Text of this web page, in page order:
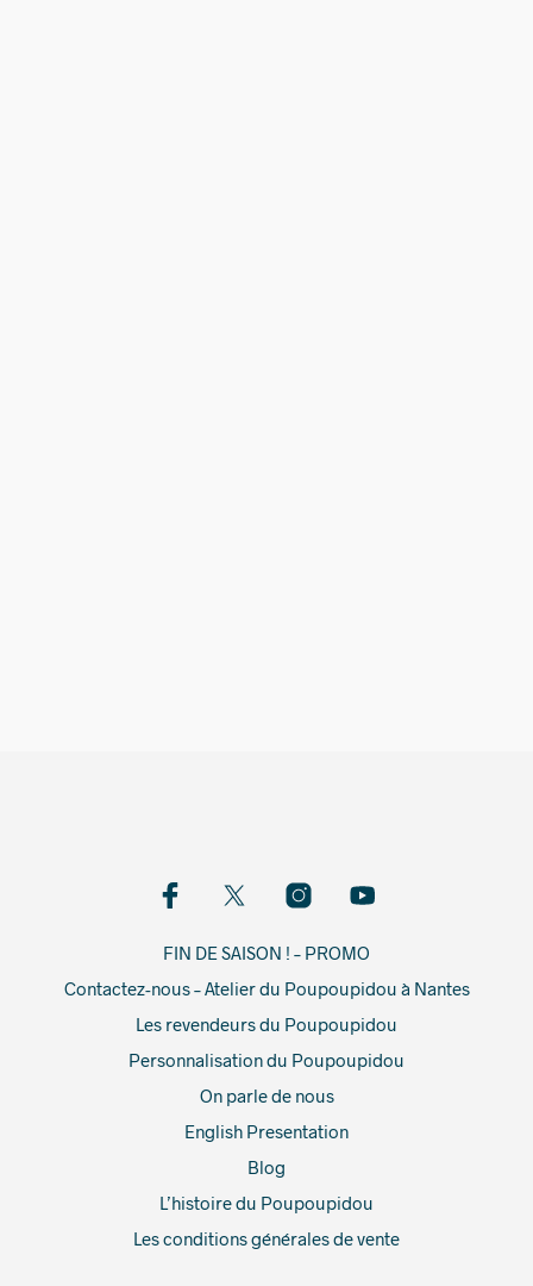
FIN DE SAISON ! – PROMO
Contactez-nous – Atelier du Poupoupidou à Nantes
Les revendeurs du Poupoupidou
Personnalisation du Poupoupidou
On parle de nous
English Presentation
Blog
L’histoire du Poupoupidou
Les conditions générales de vente